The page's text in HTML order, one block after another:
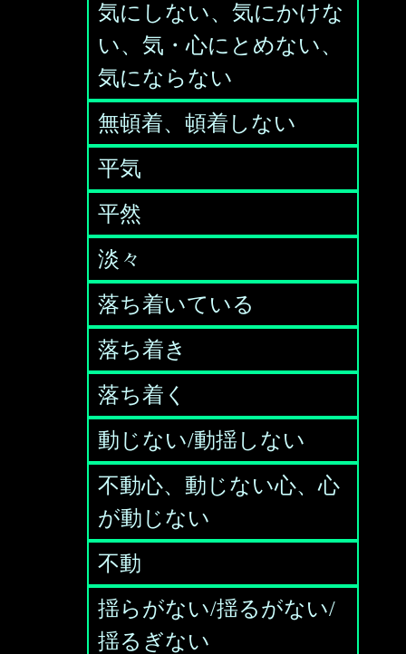
気にしない、気にかけな
い、気・心にとめない、
気にならない
無頓着、頓着しない
平気
平然
淡々
落ち着いている
落ち着き
落ち着く
動じない/動揺しない
不動心、動じない心、心
が動じない
不動
揺らがない/揺るがない/
揺るぎない